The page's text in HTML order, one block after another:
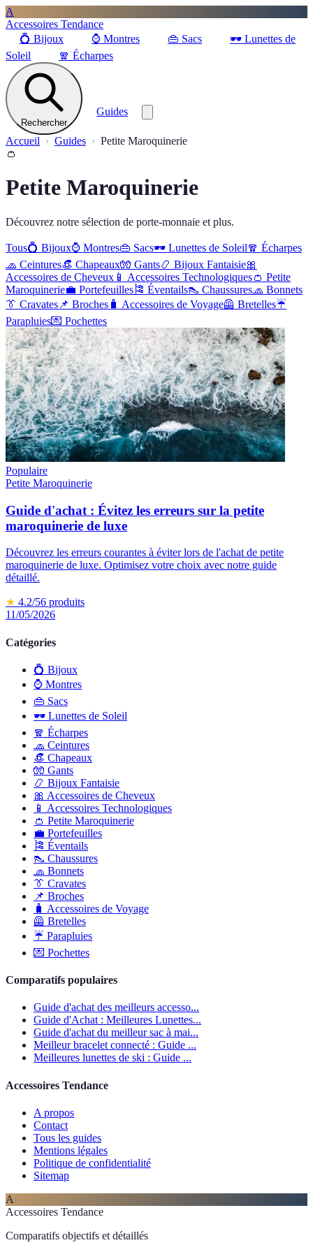
A
Accessoires Tendance
💍 Bijoux ⌚ Montres 👜 Sacs 🕶️ Lunettes de
Soleil
🧣 Écharpes
Rechercher
Guides
Accueil Guides
Petite Maroquinerie
👛
Petite Maroquinerie
Découvrez notre sélection de porte-monnaie et plus.
Tous💍 Bijoux⌚ Montres👜 Sacs🕶️ Lunettes de Soleil🧣 Écharpes
🧢 Ceintures👒 Chapeaux🧤 Gants📿 Bijoux Fantaisie🎀
Accessoires de Cheveux 📱 Accessoires Technologiques👛 Petite
Maroquinerie💼 Portefeuilles 🎏 Éventails👠 Chaussures 🧢 Bonnets
👔 Cravates 📌 Broches 🧳 Accessoires de Voyage🦺 Bretelles☔
Parapluies💌 Pochettes
Populaire
Petite Maroquinerie
Guide d'achat : Évitez les erreurs sur la petite
maroquinerie de luxe
Découvrez les erreurs courantes à éviter lors de l'achat de petite
maroquinerie de luxe. Optimisez votre choix avec notre guide
détaillé.
★ 4.2/56 produits
11/05/2026
Catégories
💍 Bijoux
⌚ Montres
👜 Sacs
🕶️ Lunettes de Soleil
🧣 Écharpes
🧢 Ceintures
👒 Chapeaux
🧤 Gants
📿 Bijoux Fantaisie
🎀 Accessoires de Cheveux
📱 Accessoires Technologiques
👛 Petite Maroquinerie
💼 Portefeuilles
🎏 Éventails
👠 Chaussures
🧢 Bonnets
👔 Cravates
📌 Broches
🧳 Accessoires de Voyage
🦺 Bretelles
☔ Parapluies
💌 Pochettes
Comparatifs populaires
Guide d'achat des meilleurs accesso...
Guide d'Achat : Meilleures Lunettes...
Guide d'achat du meilleur sac à mai...
Meilleur bracelet connecté : Guide ...
Meilleures lunettes de ski : Guide ...
Accessoires Tendance
A propos
Contact
Tous les guides
Mentions légales
Politique de confidentialité
Sitemap
A
Accessoires Tendance
Comparatifs objectifs et détaillés